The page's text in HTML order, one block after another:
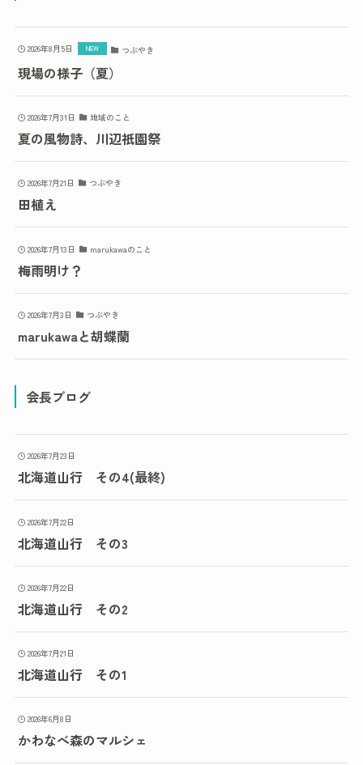
2026年8月5日 つぶやき
現場の様子（夏）
2026年7月31日 地域のこと
夏の風物詩、川辺祇園祭
2026年7月21日 つぶやき
田植え
2026年7月13日 marukawaのこと
梅雨明け？
2026年7月3日 つぶやき
marukawaと胡蝶蘭
会長ブログ
2026年7月23日
北海道山行 その4(最終)
2026年7月22日
北海道山行 その3
2026年7月22日
北海道山行 その2
2026年7月21日
北海道山行 その1
2026年6月8日
かわなべ森のマルシェ